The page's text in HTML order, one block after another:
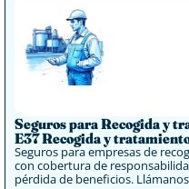
Seguros para Recogida y
E37 Recogida y
Seguros para empresas de
con cobertura de
pérdida de beneficios. Llámanos